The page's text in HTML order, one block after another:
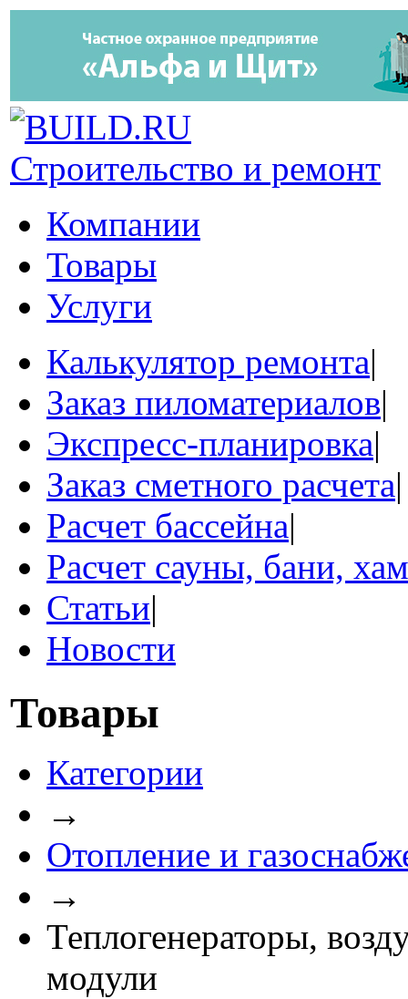
Строительство и ремонт
Компании
Товары
Услуги
Калькулятор ремонта|
Заказ пиломатериалов|
Экспресс-планировка|
Заказ сметного расчета|
Расчет бассейна|
Расчет сауны, бани,
Статьи|
Новости
Товары
Категории
→
Отопление и
→
Теплогенераторы,
модули